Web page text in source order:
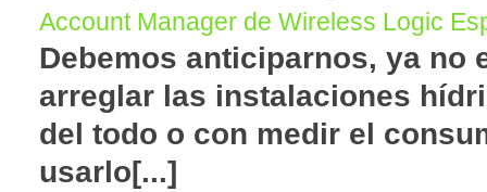
Account Manager de Wireless Logic
Debemos anticiparnos, ya no
arreglar las instalaciones
del todo o con medir el
usarlo[...]